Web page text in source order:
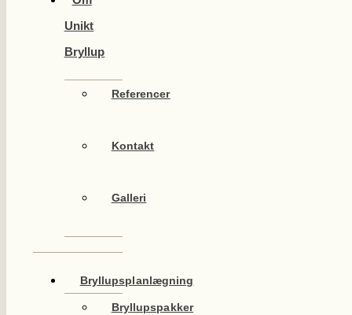
Unikt
Bryllup
Referencer
Kontakt
Galleri
Bryllupsplanlægning
Bryllupspakker